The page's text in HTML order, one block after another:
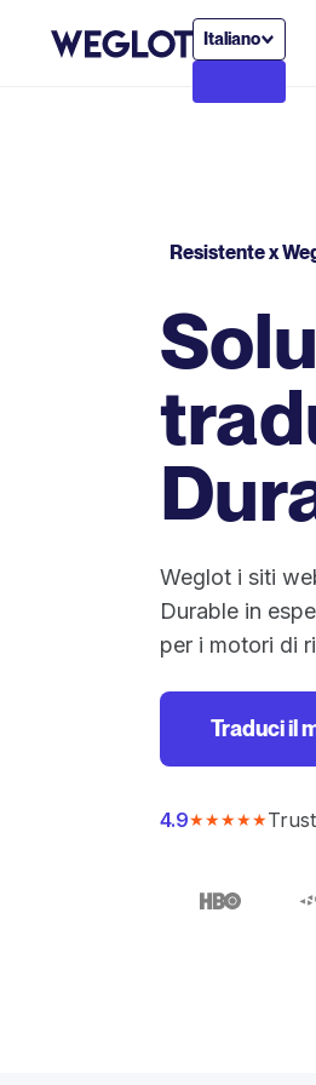
Italiano
Resistente x
Weglot i siti
Durable in
per i motori di
Traduci il
4.9★★★★★